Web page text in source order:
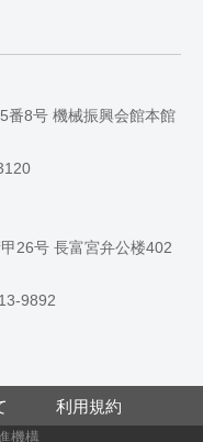
8号 機械振興会館本館
26号 長富宮弁公楼402
9892
利用規約
機構